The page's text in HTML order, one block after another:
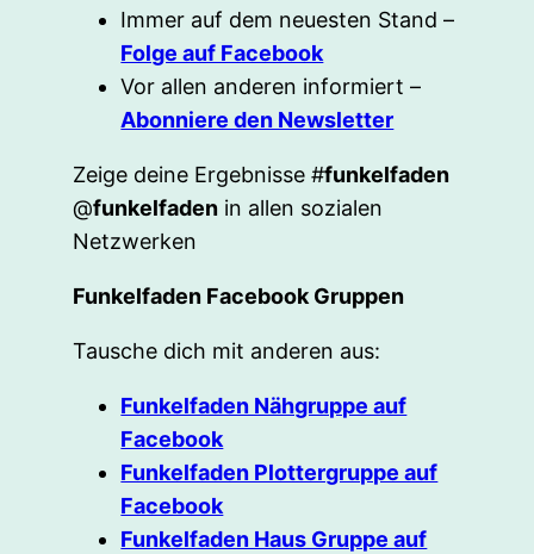
Immer auf dem neuesten Stand –
Folge auf Facebook
Vor allen anderen informiert –
Abonniere den Newsletter
Zeige deine Ergebnisse #funkelfaden
@funkelfaden in allen sozialen
Netzwerken
Funkelfaden Facebook Gruppen
Tausche dich mit anderen aus:
Funkelfaden Nähgruppe auf
Facebook
Funkelfaden Plottergruppe auf
Facebook
Funkelfaden Haus Gruppe auf